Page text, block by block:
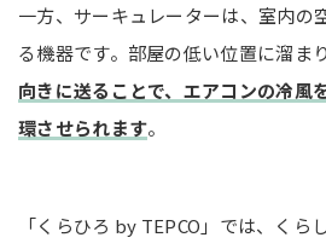
一方、サーキュレーターは、室内の
る機器です。部屋の低い位置に溜ま
向きに送ることで、エアコンの冷風
環させられます。
「くらひろ by TEPCO」では、くら